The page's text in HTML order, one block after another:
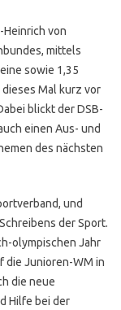
von
mittels
sowie 1,35
Mal kurz vor
blickt der DSB-
einen Aus- und
des nächsten
und
der Sport.
olympischen Jahr
die Junioren-WM in
die neue
Hilfe bei der